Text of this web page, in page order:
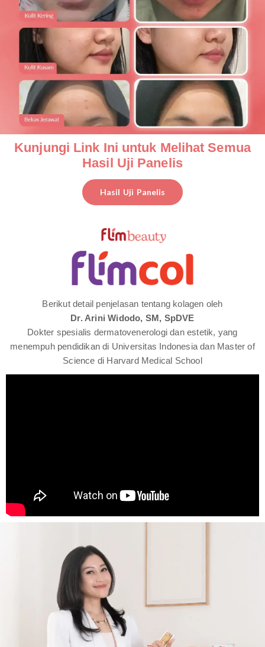
Kunjungi Link Ini untuk Melihat Semua
Hasil Uji Panelis
Hasil Uji Panelis
Berikut detail penjelasan tentang kolagen oleh
Dr. Arini Widodo, SM, SpDVE
Dokter spesialis dermatovenerologi dan estetik, yang
menempuh pendidikan di Universitas Indonesia dan Master of
Science di Harvard Medical School